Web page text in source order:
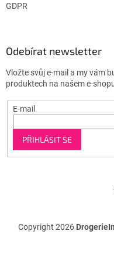
GDPR
Odebírat newsletter
Vložte svůj e-mail a my vám
produktech na našem e-
E-mail
PŘIHLÁSIT SE
Copyright 2026